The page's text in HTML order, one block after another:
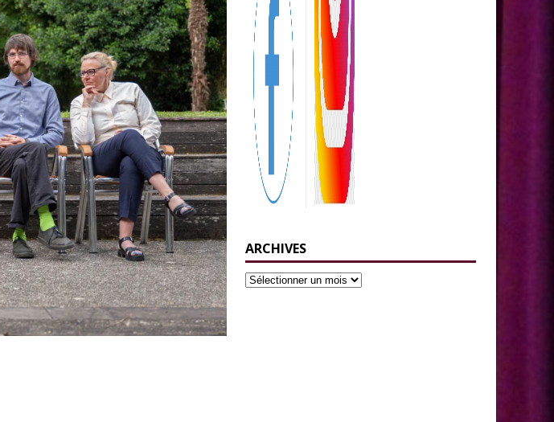
ARCHIVES